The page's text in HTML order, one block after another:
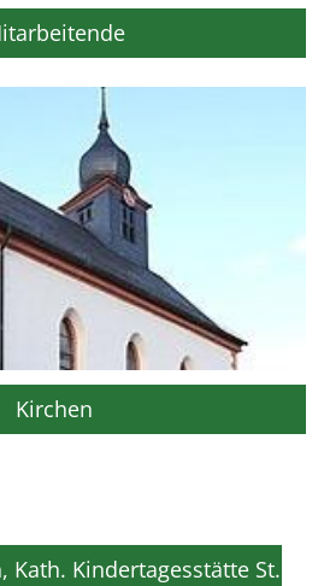
Kirchen
Kath. Kindertagesstätte St.